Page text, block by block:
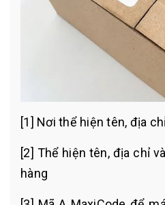
[1] Nơi thể hiện tên, địa
[2] Thể hiện tên, địa chỉ
hàng